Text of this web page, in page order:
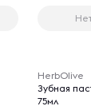
HerbOlive
Зубная
75мл